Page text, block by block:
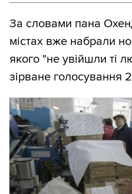
За словами пана
містах вже набрали
якого "не увійшли ті
зірване голосування